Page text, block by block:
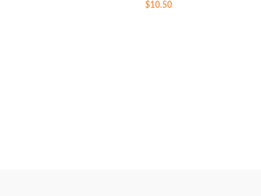
$10.50